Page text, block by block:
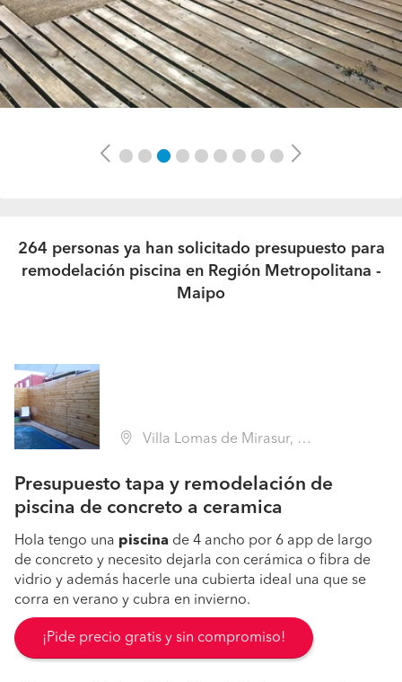
Previous Next
264 personas ya han solicitado presupuesto para
remodelación piscina en Región Metropolitana -
Maipo
Villa Lomas de Mirasur, San Bernardo (Región Metropolitana - Maipo)
Presupuesto tapa y remodelación de
piscina de concreto a ceramica
Hola tengo una piscina de 4 ancho por 6 app de largo
de concreto y necesito dejarla con cerámica o fibra de
vidrio y además hacerle una cubierta ideal una que se
corra en verano y cubra en invierno.
¡Pide precio gratis y sin compromiso!